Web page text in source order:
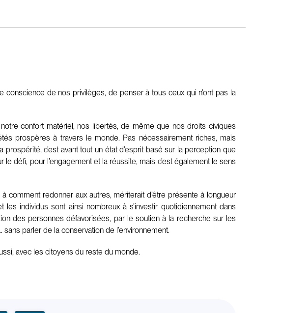
conscience de nos privilèges, de penser à tous ceux qui n’ont pas la
confort matériel, nos libertés, de même que nos droits civiques
prospères à travers le monde. Pas nécessairement riches, mais
c’est avant tout un état d’esprit basé sur la perception que
défi, pour l’engagement et la réussite, mais c’est également le sens
redonner aux autres, mériterait d’être présente à longueur
individus sont ainsi nombreux à s’investir quotidiennement dans
des personnes défavorisées, par le soutien à la recherche sur les
parler de la conservation de l’environnement.
avec les citoyens du reste du monde.